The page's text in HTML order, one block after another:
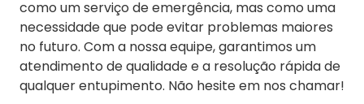
como um serviço de emergência, mas como uma
necessidade que pode evitar problemas maiores
no futuro. Com a nossa equipe, garantimos um
atendimento de qualidade e a resolução rápida de
qualquer entupimento. Não hesite em nos chamar!